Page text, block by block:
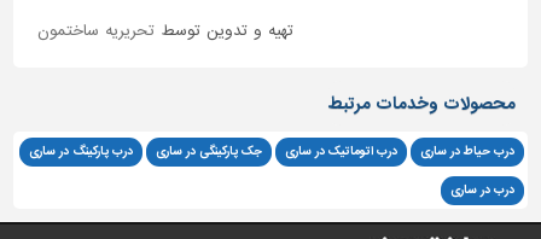
تهیه و تدوین توسط تحریریه ساختمون
محصولات وخدمات مرتبط
درب حیاط در ساری درب اتوماتیک در ساری جک پارکینگی در ساری درب پارکینگ در ساری
درب در ساری